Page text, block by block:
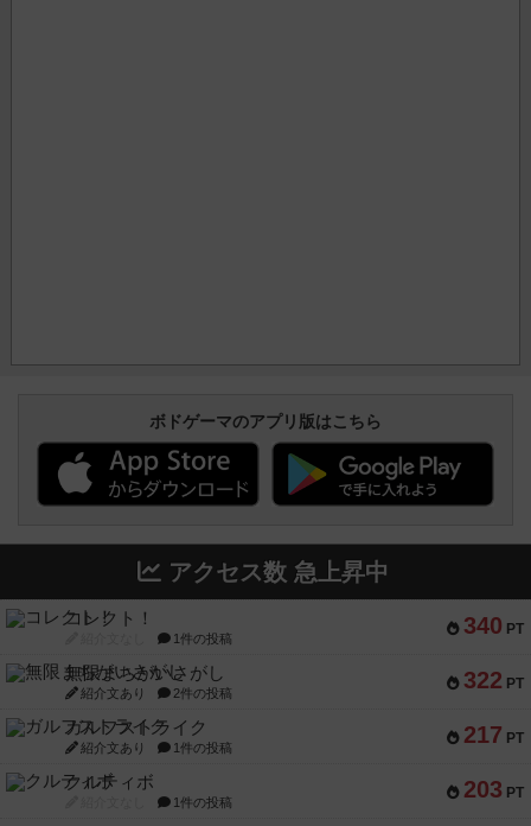
ボドゲーマのアプリ版はこちら
アクセス数 急上昇中
340 PT
コレクト！
1件の投稿
322 PT
無限まちがいさがし
紹介文あり 2件の投稿
217 PT
ガルフストライク
紹介文あり 1件の投稿
203 PT
クルティボ
1件の投稿